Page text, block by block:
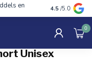
en Advies van
4.5 /5.0
0
Unisex